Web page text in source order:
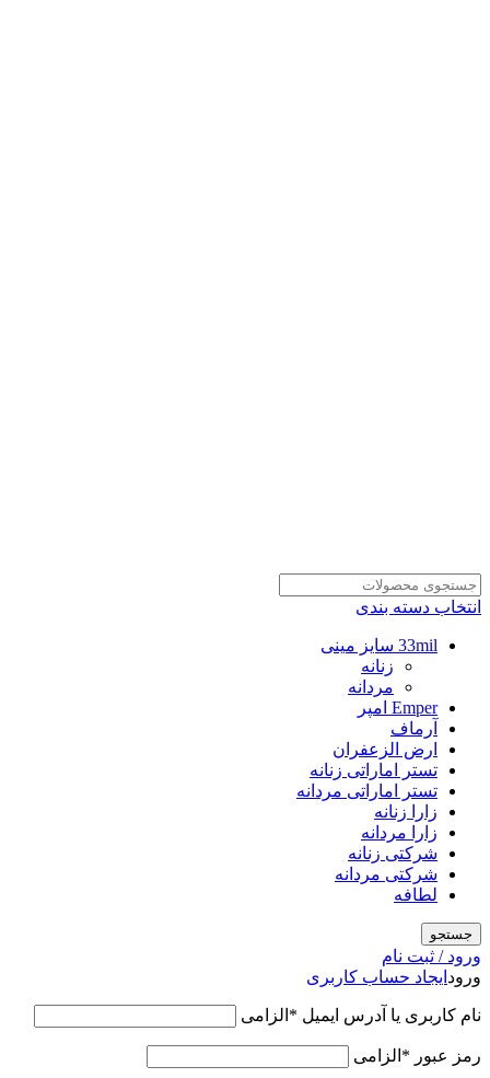
انتخاب دسته بندی
33mil سایز مینی
زنانه
مردانه
Emper امپر
آرماف
ارض الزعفران
تستر اماراتی زنانه
تستر اماراتی مردانه
زارا زنانه
زارا مردانه
شرکتی زنانه
شرکتی مردانه
لطافه
جستجو
ورود / ثبت نام
ورود ایجاد حساب کاربری
نام کاربری یا آدرس ایمیل * الزامی
رمز عبور * الزامی